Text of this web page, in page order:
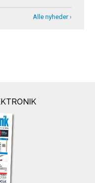
Alle nyheder ›